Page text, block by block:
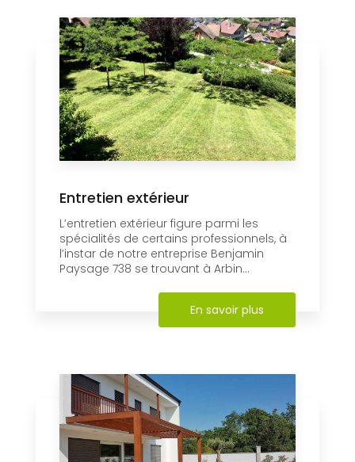
Entretien extérieur
L’entretien extérieur figure parmi les
spécialités de certains professionnels, à
l’instar de notre entreprise Benjamin
Paysage 738 se trouvant à Arbin...
En savoir plus